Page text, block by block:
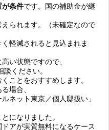
が条件です。国の補助金が継
られます。（未確定なので
軽減されると見込まれま
い状態ですので、
談ください。
ことをおすすめします。
場合、
ネット東京／個人邸扱い」
とになりました。
アが実質無料になるケース